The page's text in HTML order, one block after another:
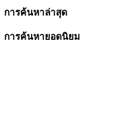
การค้นหาล่าสุด
การค้นหายอดนิยม